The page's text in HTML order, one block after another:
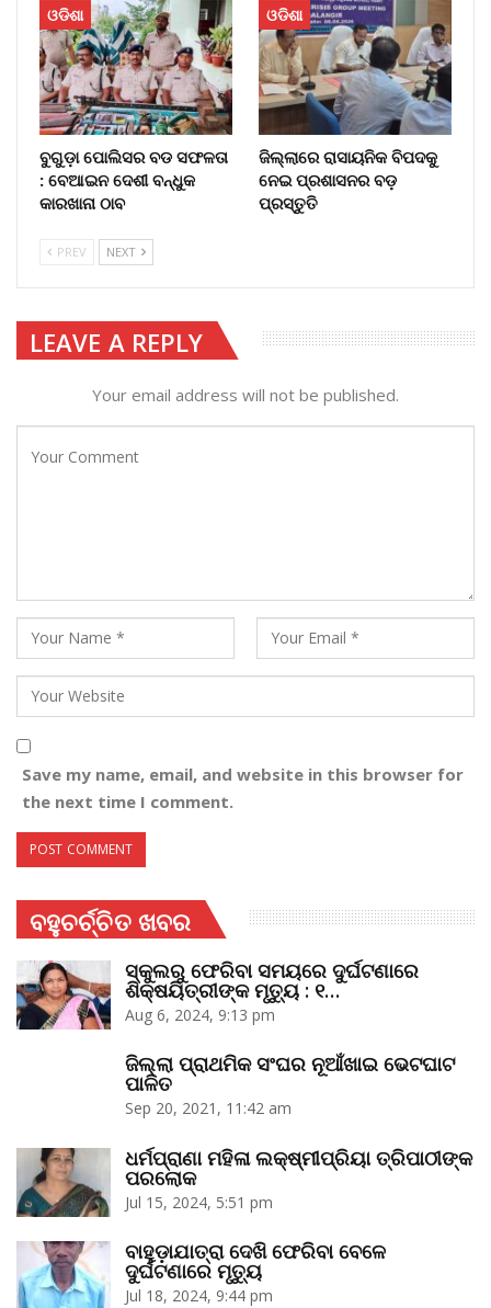
ଓଡିଶା
ବୁଗୁଡ଼ା ପୋଲିସର ବଡ ସଫଳତା
: ବେଆଇନ ଦେଶୀ ବନ୍ଧୁକ
କାରଖାନା ଠାବ
ଓଡିଶା
ଜିଲ୍ଲାରେ ରାସାୟନିକ ବିପଦକୁ
ନେଇ ପ୍ରଶାସନର ବଡ଼
ପ୍ରସ୍ତୁତି
PREV NEXT
LEAVE A REPLY
Your email address will not be published.
Save my name, email, and website in this browser for
the next time I comment.
ବହୁଚର୍ଚ୍ଚିତ ଖବର
ସ୍କୁଲରୁ ଫେରିବା ସମୟରେ ଦୁର୍ଘଟଣାରେ
ଶିକ୍ଷୟିତ୍ରୀଙ୍କ ମୃତ୍ୟୁ : ୧…
Aug 6, 2024, 9:13 pm
ଜିଲ୍ଲା ପ୍ରାଥମିକ ସଂଘର ନୂଆଁଖାଇ ଭେଟଘାଟ
ପାଳିତ
Sep 20, 2021, 11:42 am
ଧର୍ମପ୍ରାଣା ମହିଳା ଲକ୍ଷ୍ମୀପ୍ରିୟା ତ୍ରିପାଠୀଙ୍କ
ପରଲୋକ
Jul 15, 2024, 5:51 pm
ବାହୁଡ଼ାଯାତ୍ରା ଦେଖି ଫେରିବା ବେଳେ
ଦୁର୍ଘଟଣାରେ ମୃତ୍ୟୁ
Jul 18, 2024, 9:44 pm